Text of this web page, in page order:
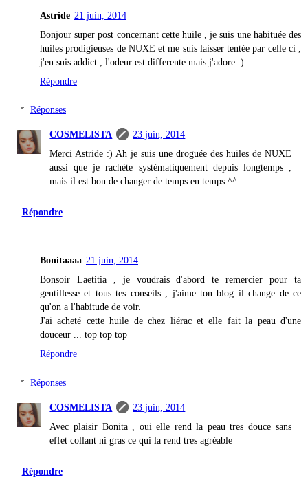
Astride 21 juin, 2014
Bonjour super post concernant cette huile , je suis une habituée des
huiles prodigieuses de NUXE et me suis laisser tentée par celle ci ,
j'en suis addict , l'odeur est differente mais j'adore :)
Répondre
Réponses
COSMELISTA
23 juin, 2014
Merci Astride :) Ah je suis une droguée des huiles de NUXE
aussi que je rachète systématiquement depuis longtemps ,
mais il est bon de changer de temps en temps ^^
Répondre
Bonitaaaa 21 juin, 2014
Bonsoir Laetitia , je voudrais d'abord te remercier pour ta
gentillesse et tous tes conseils , j'aime ton blog il change de ce
qu'on a l'habitude de voir.
J'ai acheté cette huile de chez liérac et elle fait la peau d'une
douceur ... top top top
Répondre
Réponses
COSMELISTA
23 juin, 2014
Avec plaisir Bonita , oui elle rend la peau tres douce sans
effet collant ni gras ce qui la rend tres agréable
Répondre